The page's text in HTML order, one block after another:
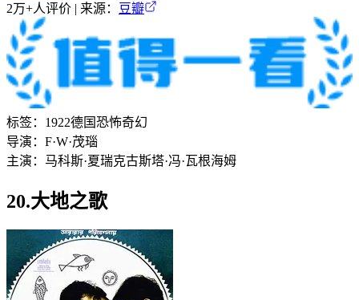
2万+人评价 | 来源： 豆瓣
标签： 1922德国恐怖奇幻
导演： F·W·茂瑙
主演： 马科斯·夏瑞克古斯塔·冯·瓦根海姆
20.大地之歌